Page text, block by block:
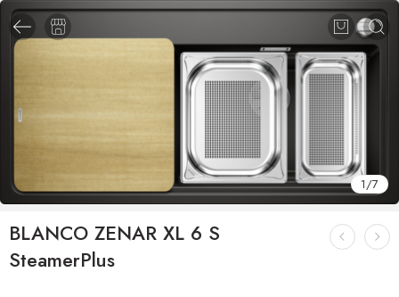
1/7
BLANCO ZENAR XL 6 S
SteamerPlus